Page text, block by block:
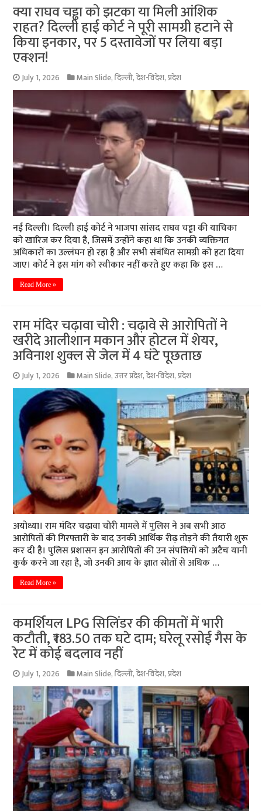
क्या राघव चड्ढा को झटका या मिली आंशिक
राहत? दिल्ली हाई कोर्ट ने पूरी सामग्री हटाने से
किया इनकार, पर 5 दस्तावेजों पर लिया बड़ा
एक्शन!
July 1, 2026 Main Slide,दिल्ली,देश-विदेश,प्रदेश
नई दिल्ली। दिल्ली हाई कोर्ट ने भाजपा सांसद राघव चड्ढा की याचिका
को खारिज कर दिया है, जिसमें उन्होंने कहा था कि उनकी व्यक्तिगत
अधिकारों का उल्लंघन हो रहा है और सभी संबंधित सामग्री को हटा दिया
जाए। कोर्ट ने इस मांग को स्वीकार नहीं करते हुए कहा कि इस …
Read More »
राम मंदिर चढ़ावा चोरी : चढ़ावे से आरोपितों ने
खरीदे आलीशान मकान और होटल में शेयर,
अविनाश शुक्ल से जेल में 4 घंटे पूछताछ
July 1, 2026 Main Slide,उत्तर प्रदेश,देश-विदेश,प्रदेश
अयोध्या। राम मंदिर चढ़ावा चोरी मामले में पुलिस ने अब सभी आठ
आरोपितों की गिरफ्तारी के बाद उनकी आर्थिक रीढ़ तोड़ने की तैयारी शुरू
कर दी है। पुलिस प्रशासन इन आरोपितों की उन संपत्तियों को अटैच यानी
कुर्क करने जा रहा है, जो उनकी आय के ज्ञात स्रोतों से अधिक …
Read More »
कमर्शियल LPG सिलिंडर की कीमतों में भारी
कटौती, ₹183.50 तक घटे दाम; घरेलू रसोई गैस के
रेट में कोई बदलाव नहीं
July 1, 2026 Main Slide,दिल्ली,देश-विदेश,प्रदेश